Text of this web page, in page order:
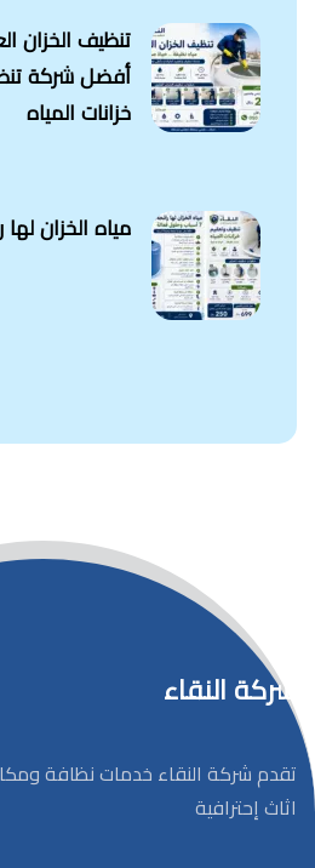
تنظيف الخزان
أفضل شركة
خزانات المياه
مياه الخزان لها
شركة النقاء
تقدم شركة النقاء خدمات نظافة
اثاث إحترافية